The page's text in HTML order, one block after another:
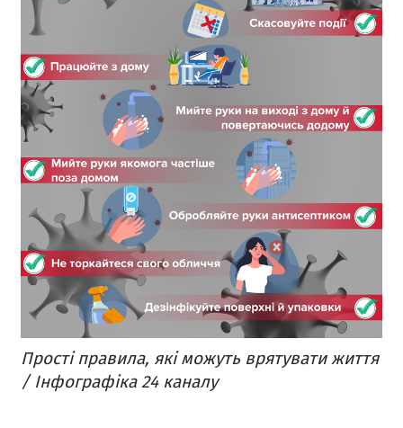
Прості правила, які можуть врятувати життя
/ Інфографіка 24 каналу